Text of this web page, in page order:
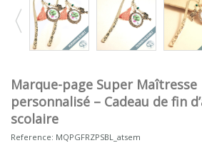
Marque-page Super Maîtresse
personnalisé – Cadeau de fin
scolaire
Reference: MQPGFRZPSBL_atsem